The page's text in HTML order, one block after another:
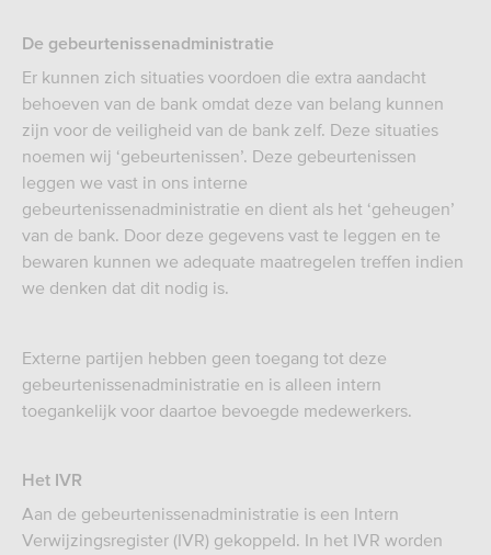
De gebeurtenissenadministratie
Er kunnen zich situaties voordoen die extra aandacht
behoeven van de bank omdat deze van belang kunnen
zijn voor de veiligheid van de bank zelf. Deze situaties
noemen wij ‘gebeurtenissen’. Deze gebeurtenissen
leggen we vast in ons interne
gebeurtenissenadministratie en dient als het ‘geheugen’
van de bank. Door deze gegevens vast te leggen en te
bewaren kunnen we adequate maatregelen treffen indien
we denken dat dit nodig is.
Externe partijen hebben geen toegang tot deze
gebeurtenissenadministratie en is alleen intern
toegankelijk voor daartoe bevoegde medewerkers.
Het IVR
Aan de gebeurtenissenadministratie is een Intern
Verwijzingsregister (IVR) gekoppeld. In het IVR worden